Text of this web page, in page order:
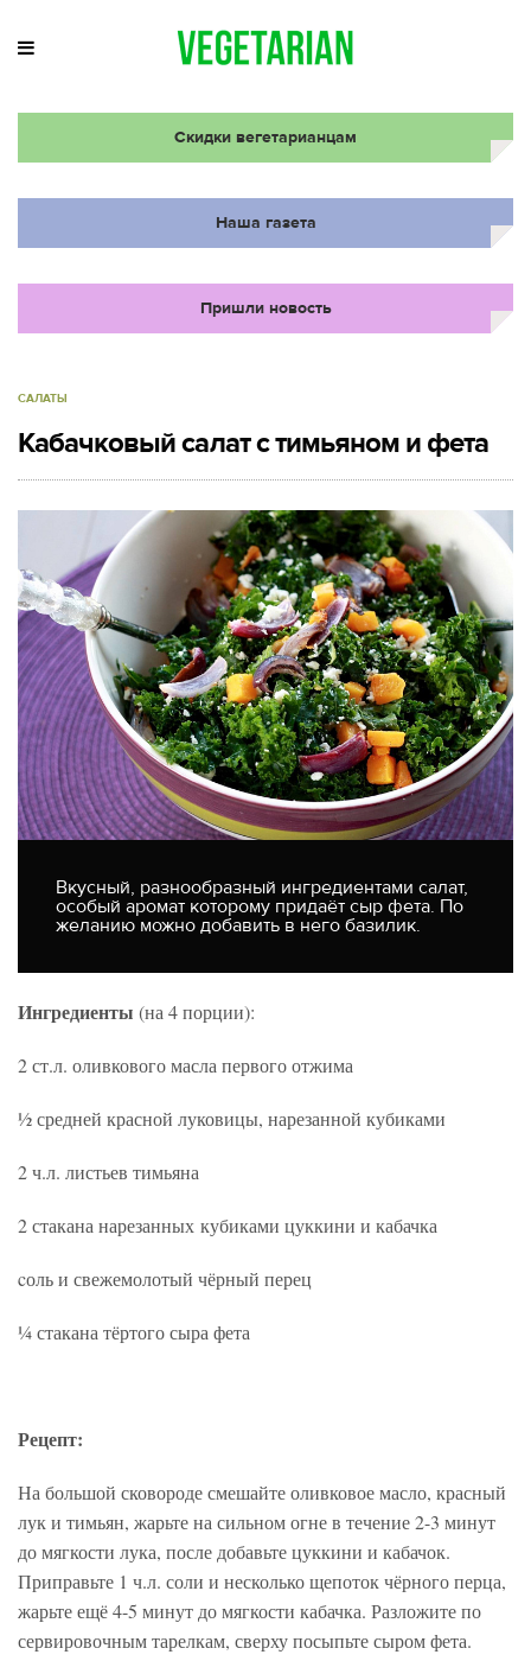
Скидки вегетарианцам
Наша газета
Пришли новость
САЛАТЫ
Кабачковый салат с тимьяном и фета
Вкусный, разнообразный ингредиентами салат,
особый аромат которому придаёт сыр фета. По
желанию можно добавить в него базилик.
Ингредиенты (на 4 порции):
2 ст.л. оливкового масла первого отжима
½ средней красной луковицы, нарезанной кубиками
2 ч.л. листьев тимьяна
2 стакана нарезанных кубиками цуккини и кабачка
cоль и свежемолотый чёрный перец
¼ стакана тёртого сыра фета
Рецепт:
На большой сковороде смешайте оливковое масло, красный
лук и тимьян, жарьте на сильном огне в течение 2-3 минут
до мягкости лука, после добавьте цуккини и кабачок.
Приправьте 1 ч.л. соли и несколько щепоток чёрного перца,
жарьте ещё 4-5 минут до мягкости кабачка. Разложите по
сервировочным тарелкам, сверху посыпьте сыром фета.